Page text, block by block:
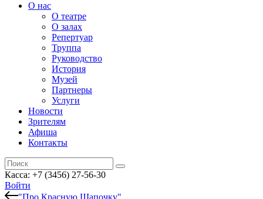
О нас
О театре
О залах
Репертуар
Труппа
Руководство
История
Музей
Партнеры
Услуги
Новости
Зрителям
Афиша
Контакты
Касса: +7 (3456) 27-56-30
Войти
"Про Красную Шапочку"